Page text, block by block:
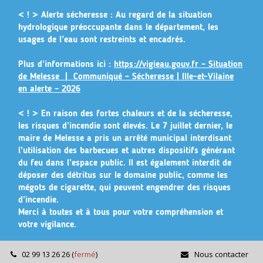
< ! > Alerte sécheresse : Au regard de la situation
hydrologique préoccupante dans le département, les
usages de l’eau sont restreints et encadrés.
Plus d’informations ici : https://vigieau.gouv.fr – Situation
de Melesse | Communiqué – Sécheresse | Ille-et-Vilaine
en alerte – 2026
< ! > En raison des fortes chaleurs et de la sécheresse,
les risques d’incendie sont élevés. Le 7 juillet dernier, le
maire de Melesse a pris un arrêté municipal interdisant
l’utilisation des barbecues et autres dispositifs générant
du feu dans l’espace public. Il est également interdit de
déposer des détritus sur le domaine public, comme les
mégots de cigarette, qui peuvent engendrer des risques
d’incendie.
Merci à toutes et à tous pour votre compréhension et
votre vigilance.
02 99 13 26 26(fermé) Nous contacter